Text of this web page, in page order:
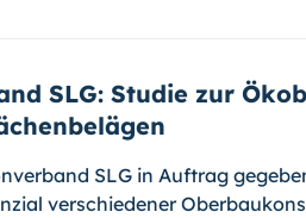
SLG: Studie zur
SLG in Auftrag
verschiedener